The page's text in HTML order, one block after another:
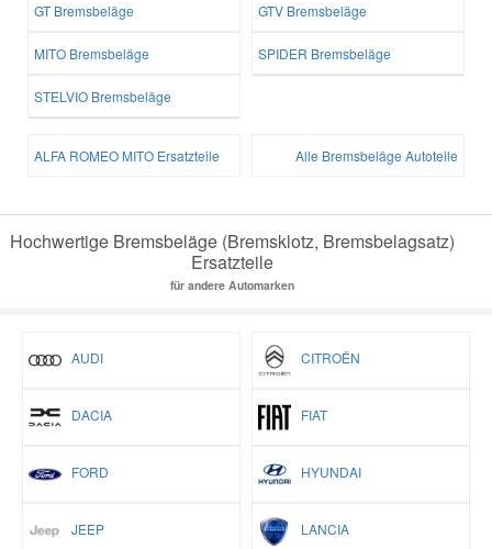
GT Bremsbeläge GTV Bremsbeläge
MITO Bremsbeläge SPIDER Bremsbeläge
STELVIO Bremsbeläge
ALFA ROMEO MITO Ersatzteile Alle Bremsbeläge Autoteile
Hochwertige Bremsbeläge (Bremsklotz, Bremsbelagsatz)
Ersatzteile
für andere Automarken
AUDI CITROËN
DACIA FIAT
FORD HYUNDAI
JEEP LANCIA